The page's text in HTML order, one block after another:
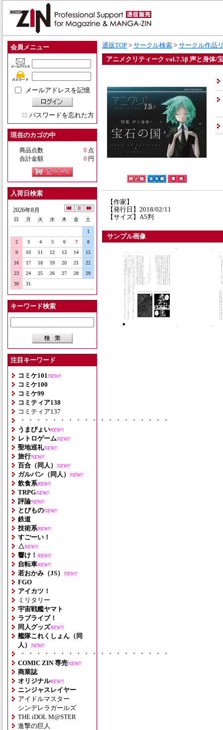
会員メニュー
メールアドレスを記憶
パスワードを忘れた方
現在のカゴの中
商品点数 0 点
合計金額
0 円
入荷日検索
2026年8月
日 月 火 水 木 金 土
1
2
3 4 5 6 7
8
9
10 11 12 13 14
15
16
17 18 19 20 21
22
23
24 25 26 27 28
29
30
31
キーワード検索
注目キーワード
コミケ101 NEW!!
コミケ100
コミケ99
コミティア138
コミティア137
・・・・・・・・・・・・・・・・・・・
うまぴょいNEW!!
レトロゲームNEW!!
聖地巡礼NEW!!
旅行NEW!!
百合（同人） NEW!!
ガルパン（同人） NEW!!
飲食系NEW!!
TRPGNEW!!
評論NEW!!
とびものNEW!!
鉄道
技術系NEW!!
すごーい！
△NEW!!
響け！ NEW!!
自転車NEW!!
若おかみ（JS） NEW!!
FGO
アイカツ！
ミリタリー
宇宙戦艦ヤマト
ラブライブ！
同人グッズNEW!!
艦隊これくしょん（同
人）
NEW!!
・・・・・・・・・・・・・・・・・・・
COMIC ZIN 専売NEW!!
商業誌
オリジナルNEW!!
ニンジャスレイヤー
アイドルマスター
シンデレラガールズ
THE iDOL M@STER
進撃の巨人
通販TOP > サークル検索 > サークル作品
アニメクリティーク vol.7.5β 声と身体/
【作家】
【発行日】2018/02/11
【サイズ】A5判
サンプル画像